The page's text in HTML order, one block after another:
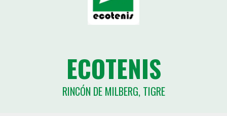
ECOTENIS
RINCÓN DE MILBERG, TIGRE